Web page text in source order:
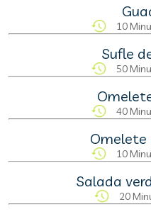
10
Sufle
50
40
Omelete
10
Salada
20